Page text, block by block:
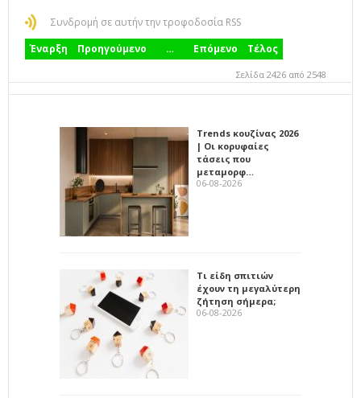
Συνδρομή σε αυτήν την τροφοδοσία RSS
Έναρξη
Προηγούμενο … Επόμενο Τέλος
Σελίδα 2426 από 2548
Trends κουζίνας 2026
| Οι κορυφαίες
τάσεις που
μεταμορφ…
06-08-2026
Τι είδη σπιτιών
έχουν τη μεγαλύτερη
ζήτηση σήμερα;
06-08-2026